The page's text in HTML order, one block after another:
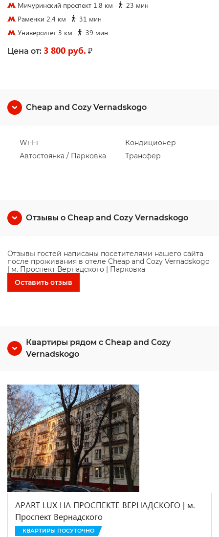
Мичуринский проспект 1.8 км
23 мин
Раменки 2.4 км
31 мин
Университет 3 км
39 мин
Цена от: 3 800 руб. ₽
Cheap and Cozy Vernadskogo
Wi-Fi
Автостоянка / Парковка
Кондиционер
Трансфер
Отзывы о Cheap and Cozy Vernadskogo
Отзывы гостей написаны посетителями нашего сайта
после проживания в отеле Cheap and Cozy Vernadskogo
| м. Проспект Вернадского | Парковка
Оставить отзыв
Квартиры рядом с Cheap and Cozy
Vernadskogo
APART LUX НА ПРОСПЕКТЕ ВЕРНАДСКОГО | м.
Проспект Вернадского
КВАРТИРЫ ПОСУТОЧНО